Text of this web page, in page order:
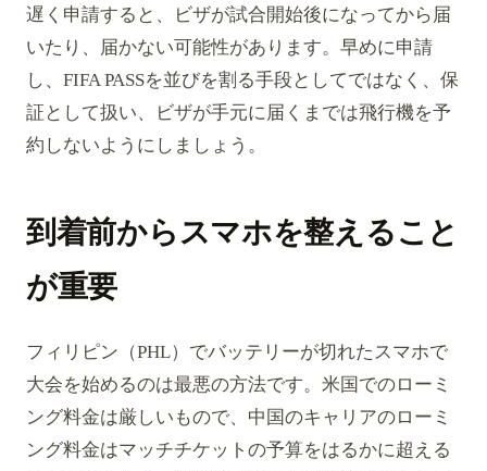
遅く申請すると、ビザが試合開始後になってから届
いたり、届かない可能性があります。早めに申請
し、FIFA PASSを並びを割る手段としてではなく、保
証として扱い、ビザが手元に届くまでは飛行機を予
約しないようにしましょう。
到着前からスマホを整えること
が重要
フィリピン（PHL）でバッテリーが切れたスマホで
大会を始めるのは最悪の方法です。米国でのローミ
ング料金は厳しいもので、中国のキャリアのローミ
ング料金はマッチチケットの予算をはるかに超える